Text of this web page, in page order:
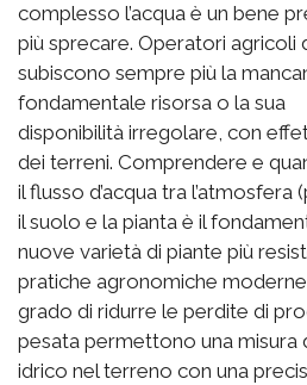
complesso l’acqua è un bene
più sprecare. Operatori agricoli
subiscono sempre più la
fondamentale risorsa o la sua
disponibilità irregolare, con
dei terreni. Comprendere e
il flusso d’acqua tra l’atmosfera
il suolo e la pianta è il
nuove varietà di piante più
pratiche agronomiche
grado di ridurre le perdite di
pesata permettono una misura
idrico nel terreno con una